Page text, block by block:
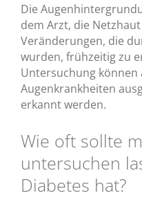
Die
dem Arzt, die
Veränderungen, die
wurden, frühzeitig zu
Untersuchung können
Augenkrankheiten
erkannt werden.
Wie oft sollte
untersuchen
Diabetes hat?